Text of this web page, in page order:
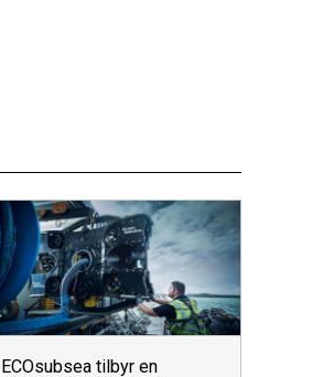
ECOsubsea tilbyr en